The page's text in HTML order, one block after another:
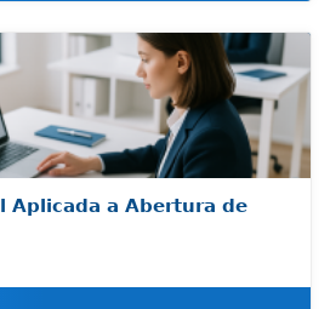
Aplicada a Abertura de